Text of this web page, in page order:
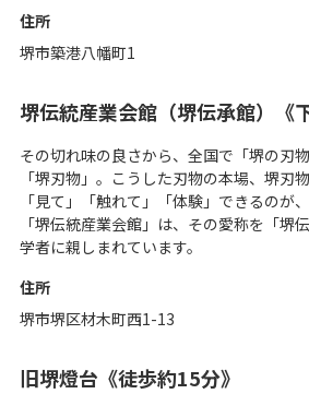
住所
堺市築港八幡町1
堺伝統産業会館（堺伝承館）《
その切れ味の良さから、全国で「堺の刃
「堺刃物」。こうした刃物の本場、堺刃
「見て」「触れて」「体験」できるのが
「堺伝統産業会館」は、その愛称を「堺
学者に親しまれています。
住所
堺市堺区材木町西1-13
旧堺燈台《徒歩約15分》